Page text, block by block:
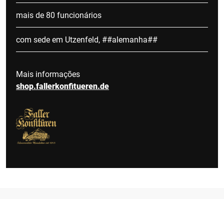
mais de 80 funcionários
com sede em Utzenfeld, ##alemanha##
Mais informações
shop.fallerkonfitueren.de